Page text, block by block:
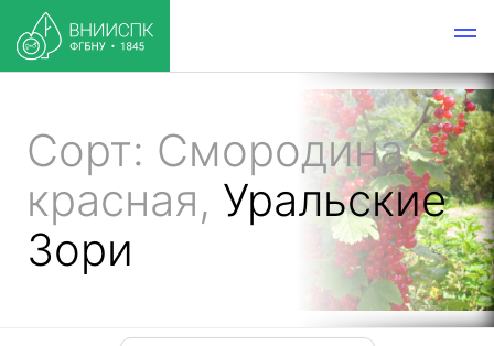
Сорт: Смородина
красная, Уральские
Зори